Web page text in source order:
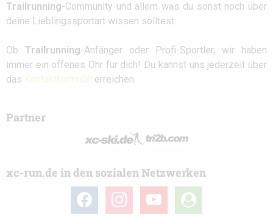
Trailrunning-Community und allem was du sonst noch über
deine Lieblingssportart wissen solltest.
Ob Trailrunning-Anfänger oder Profi-Sportler, wir haben
immer ein offenes Ohr für dich! Du kannst uns jederzeit über
das Kontaktformular erreichen.
Partner
xc-run.de in den sozialen Netzwerken
facebook instagramyoutube
user-
circle